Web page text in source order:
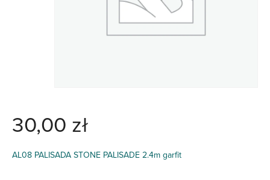
30,00 zł
AL08 PALISADA STONE PALISADE 2.4m garfit